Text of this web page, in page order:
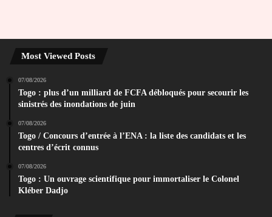
Most Viewed Posts
07/08/2026
Togo : plus d’un milliard de FCFA débloqués pour secourir les
sinistrés des inondations de juin
07/08/2026
Togo / Concours d’entrée à l’ENA : la liste des candidats et les
centres d’écrit connus
07/08/2026
Togo : Un ouvrage scientifique pour immortaliser le Colonel
Kléber Dadjo